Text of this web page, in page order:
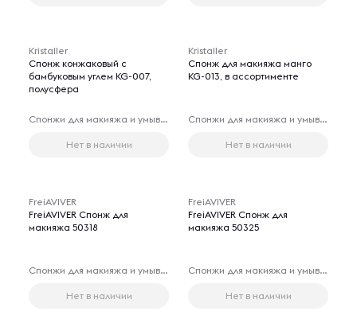
Kristaller
Спонж конжаковый с
бамбуковым углем KG-007,
полусфера
Спонжи для макияжа и умывания лица
Нет в наличии
Kristaller
Спонж для макияжа манго
KG-013, в ассортименте
Спонжи для макияжа и умывания лица
Нет в наличии
FreiAVIVER
FreiAVIVER Спонж для
макияжа 50318
Спонжи для макияжа и умывания лица
Нет в наличии
FreiAVIVER
FreiAVIVER Спонж для
макияжа 50325
Спонжи для макияжа и умывания лица
Нет в наличии